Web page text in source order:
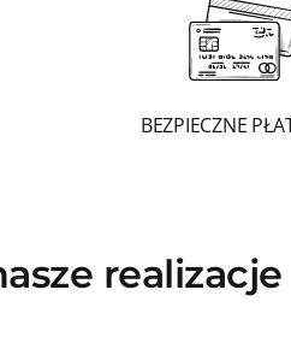
BEZPIECZNE
realizacje